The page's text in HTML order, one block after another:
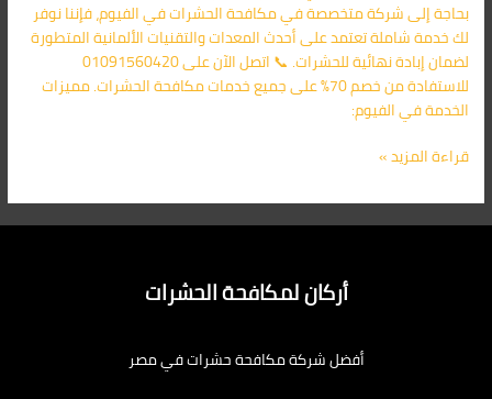
بحاجة إلى شركة متخصصة في مكافحة الحشرات في الفيوم، فإننا نوفر
لك خدمة شاملة تعتمد على أحدث المعدات والتقنيات الألمانية المتطورة
لضمان إبادة نهائية للحشرات. 📞 اتصل الآن على 01091560420
للاستفادة من خصم 70% على جميع خدمات مكافحة الحشرات. مميزات
الخدمة في الفيوم:
قراءة المزيد »
أركان لمكافحة الحشرات
أفضل شركة مكافحة حشرات في مصر